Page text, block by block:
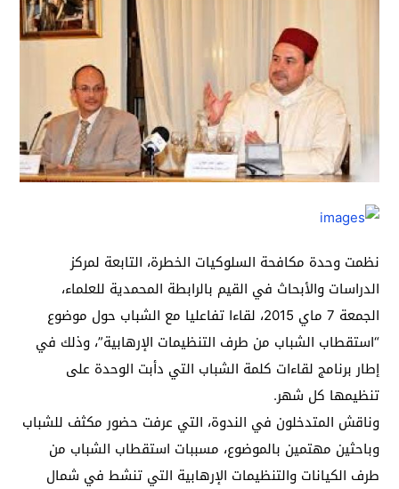
نظمت وحدة مكافحة السلوكيات الخطرة، التابعة لمركز
الدراسات والأبحاث في القيم بالرابطة المحمدية للعلماء،
الجمعة 7 ماي 2015، لقاءا تفاعليا مع الشباب حول موضوع
“استقطاب الشباب من طرف التنظيمات الإرهابية”، وذلك في
إطار برنامج لقاءات كلمة الشباب التي دأبت الوحدة على
تنظيمها كل شهر.
وناقش المتدخلون في الندوة، التي عرفت حضور مكثف للشباب
وباحثين مهتمين بالموضوع، مسببات استقطاب الشباب من
طرف الكيانات والتنظيمات الإرهابية التي تنشط في شمال